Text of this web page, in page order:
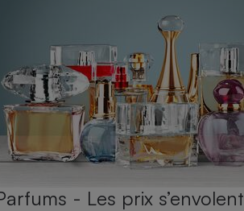
- Les prix s’envolent